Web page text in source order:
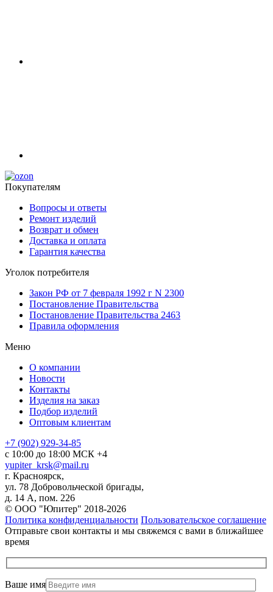
Покупателям
Вопросы и ответы
Ремонт изделий
Возврат и обмен
Доставка и оплата
Гарантия качества
Уголок потребителя
Закон РФ от 7 февраля 1992 г N 2300
Постановление Правительства
Постановление Правительства 2463
Правила оформления
Меню
О компании
Новости
Контакты
Изделия на заказ
Подбор изделий
Оптовым клиентам
+7 (902) 929-34-85
с 10:00 до 18:00 МСК +4
yupiter_krsk@mail.ru
г. Красноярск,
ул. 78 Добровольческой бригады,
д. 14 А, пом. 226
© ООО "Юпитер" 2018-2026
Политика конфиденциальности Пользовательское соглашение
Отправьте свои контакты и мы свяжемся с вами в ближайшее
время
Ваше имя